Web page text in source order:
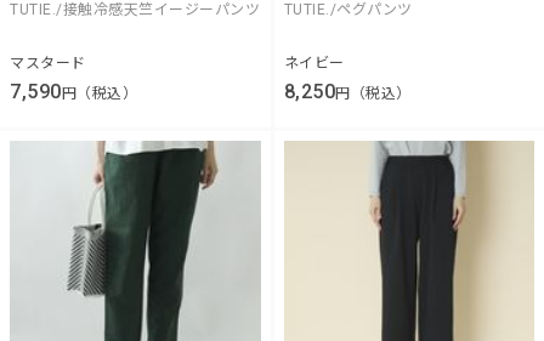
TUTIE./接触冷感天竺イージーパンツ
マスタード
7,590 円（税込）
TUTIE./ペグパンツ
ネイビー
8,250円（税込）